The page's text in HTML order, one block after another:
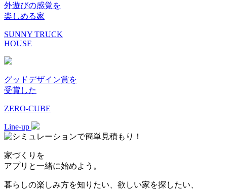
外遊びの感覚を
楽しめる家
SUNNY TRUCK
HOUSE
グッドデザイン賞を
受賞した
ZERO-CUBE
Line-up
家づくりを
アプリと一緒に始めよう。
暮らしの楽しみ方を知りたい、欲しい家を探したい、